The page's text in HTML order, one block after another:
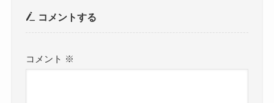
コメントする
コメント ※